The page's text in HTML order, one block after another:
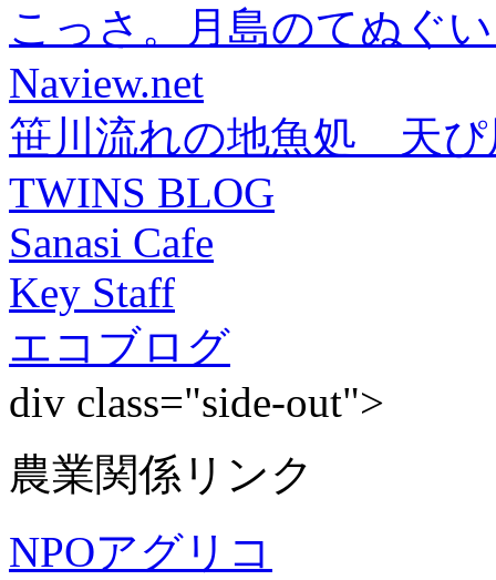
こっさ。月島のてぬぐ
Naview.net
笹川流れの地魚処 天ぴ
TWINS BLOG
Sanasi Cafe
Key Staff
エコブログ
div class="side-out">
農業関係リンク
NPOアグリコ